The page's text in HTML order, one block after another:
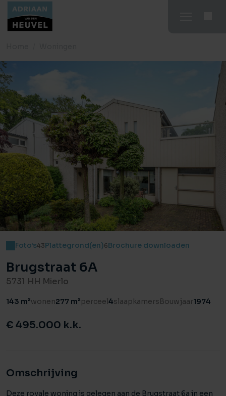
Foto's43Plattegrond(en)6Brochure downloaden
Brugstraat 6A
5731 HH Mierlo
143 m²wonen277 m²perceel4slaapkamersBouwjaar1974
€ 495.000 k.k.
Omschrijving
Deze royale woning is gelegen aan de Brugstraat 6a in een